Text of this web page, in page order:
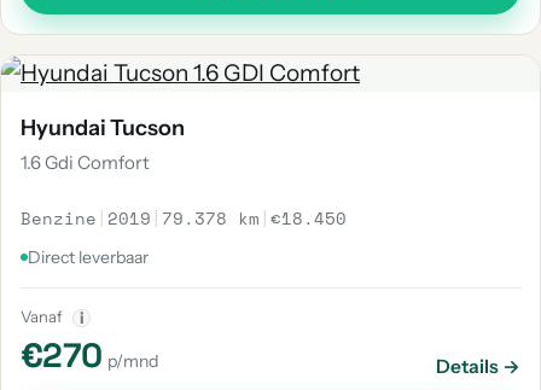
Hyundai Tucson
1.6 Gdi Comfort
Benzine | 2019 | 79.378 km |€18.450
Direct leverbaar
Vanaf i
€270 p/mnd Details →